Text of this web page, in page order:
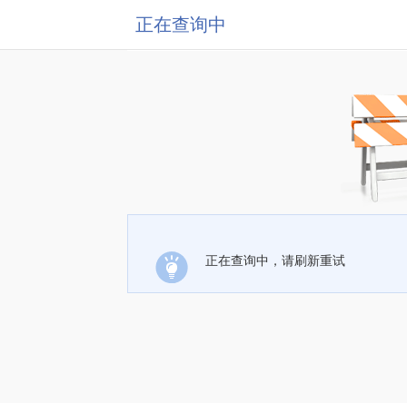
正在查询中
正在查询中，请刷新重试